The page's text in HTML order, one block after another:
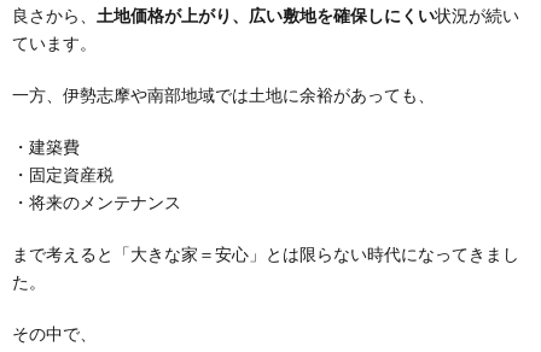
良さから、 土地価格が上がり、広い敷地を確保しにくい状況が続い
ています。
一方、伊勢志摩や南部地域では土地に余裕があっても、
・建築費
・固定資産税
・将来のメンテナンス
まで考えると「大きな家＝安心」とは限らない時代になってきまし
た。
その中で、